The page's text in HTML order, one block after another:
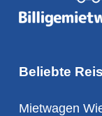
Beliebte
Mietwagen